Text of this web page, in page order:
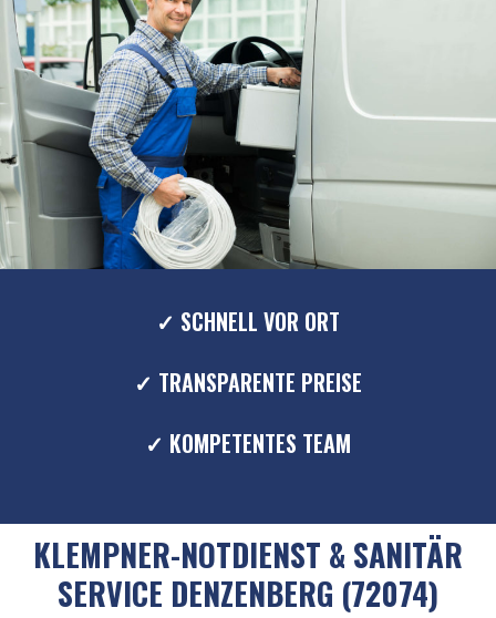
✓ SCHNELL VOR ORT
✓ TRANSPARENTE PREISE
✓ KOMPETENTES TEAM
KLEMPNER-NOTDIENST & SANITÄR
SERVICE DENZENBERG (72074)